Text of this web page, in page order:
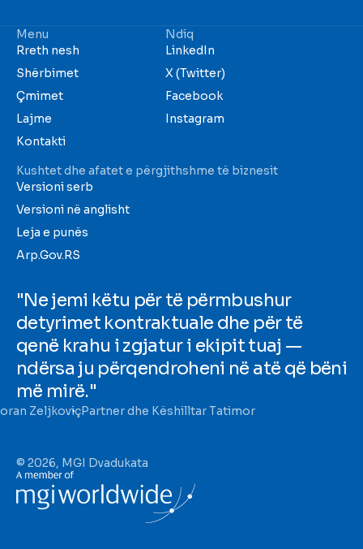
Menu
Rreth nesh
Shërbimet
Çmimet
Lajme
Kontakti
Ndiq
LinkedIn
X (Twitter)
Facebook
Instagram
Kushtet dhe afatet e përgjithshme të biznesit
Versioni serb
Versioni në anglisht
Leja e punës
Arp.Gov.RS
"Ne jemi këtu për të përmbushur
detyrimet kontraktuale dhe për të
qenë krahu i zgjatur i ekipit tuaj —
ndërsa ju përqendroheni në atë që bëni
më mirë."
ZeljkoviçPartner dhe Këshilltar Tatimor
© 2026, MGI Dvadukata